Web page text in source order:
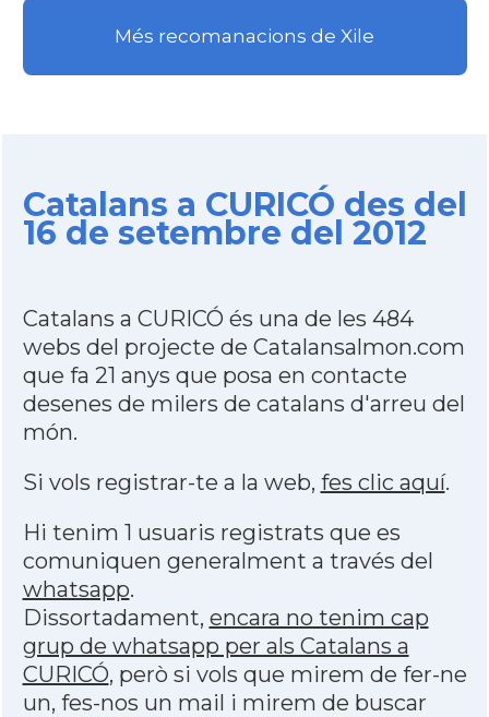
Més recomanacions de Xile
Catalans a CURICÓ des del
16 de setembre del 2012
Catalans a CURICÓ és una de les 484
webs del projecte de Catalansalmon.com
que fa 21 anys que posa en contacte
desenes de milers de catalans d'arreu del
món.
Si vols registrar-te a la web, fes clic aquí.
Hi tenim 1 usuaris registrats que es
comuniquen generalment a través del
whatsapp.
Dissortadament, encara no tenim cap
grup de whatsapp per als Catalans a
CURICÓ, però si vols que mirem de fer-ne
un, fes-nos un mail i mirem de buscar